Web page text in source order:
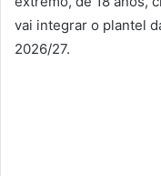
vai integrar o plantel
2026/27.